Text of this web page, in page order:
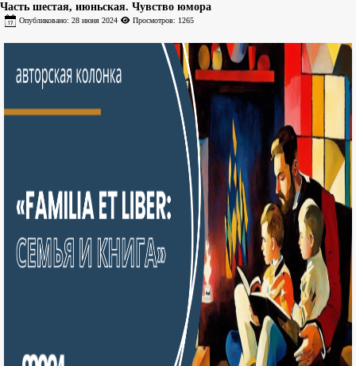
Часть шестая, июньская. Чувство юмора
Опубликовано: 28 июня 2024 Просмотров: 1265